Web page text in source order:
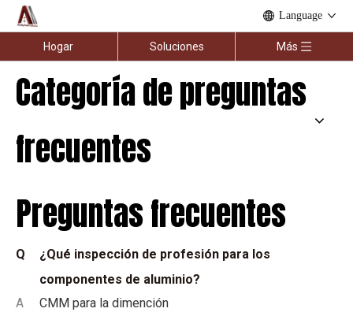
Language
Hogar Soluciones Más
Categoría de preguntas
frecuentes
Preguntas frecuentes
Q
¿Qué inspección de profesión para los
componentes de aluminio?
A
CMM para la dimención